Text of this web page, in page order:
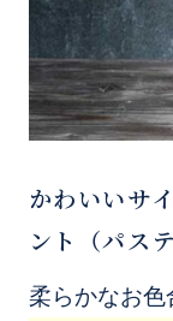
かわいいサ
ント（パス
柔らかなお色